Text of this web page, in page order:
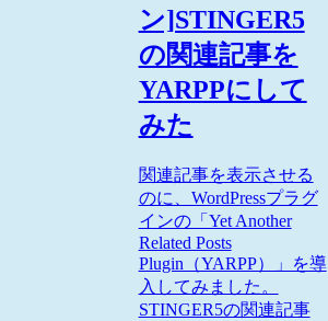
ン]STINGER5
の関連記事を
YARPPにして
みた
関連記事を表示させる
のに、WordPressプラグ
インの「Yet Another
Related Posts
Plugin（YARPP）」を導
入してみました。
STINGER5の関連記事